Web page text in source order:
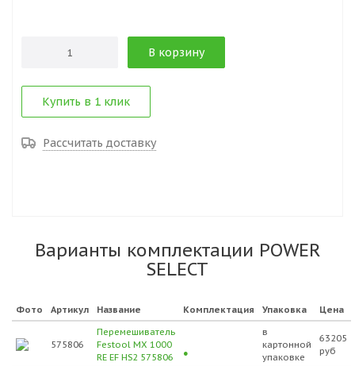
В корзину
Купить в 1 клик
Рассчитать доставку
Варианты комплектации POWER
SELECT
Фото Артикул Название Комплектация Упаковка Цена
575806
Перемешиватель
Festool MX 1000
RE EF HS2 575806
в
картонной
упаковке
63205
руб